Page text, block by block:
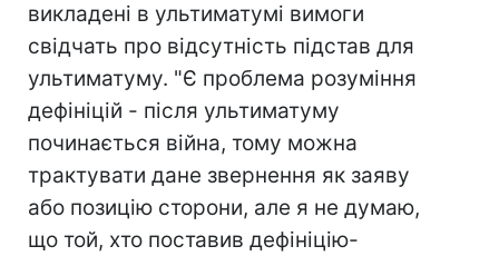
викладені в ультиматумі вимоги
свідчать про відсутність підстав для
ультиматуму. "Є проблема розуміння
дефініцій - після ультиматуму
починається війна, тому можна
трактувати дане звернення як заяву
або позицію сторони, але я не думаю,
що той, хто поставив дефініцію-